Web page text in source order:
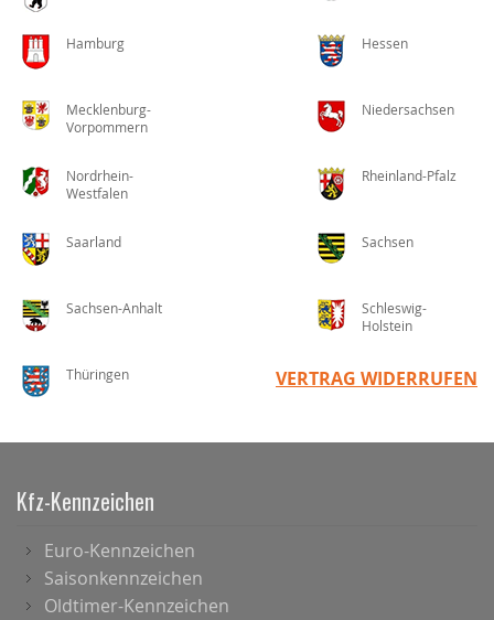
Hamburg Hessen
Mecklenburg-
Vorpommern
Niedersachsen
Nordrhein-
Westfalen
Rheinland-Pfalz
Saarland Sachsen
Sachsen-Anhalt
Schleswig-
Holstein
Thüringen VERTRAG WIDERRUFEN
Kfz-Kennzeichen
Euro-Kennzeichen
Saisonkennzeichen
Oldtimer-Kennzeichen